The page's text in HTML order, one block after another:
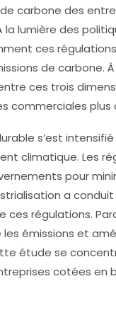
carbone des
lumière des
ces
de carbone.
ces trois
commerciales plus
s’est
climatique. Les
pour
a
ces régulations.
émissions et
étude se
cotées en